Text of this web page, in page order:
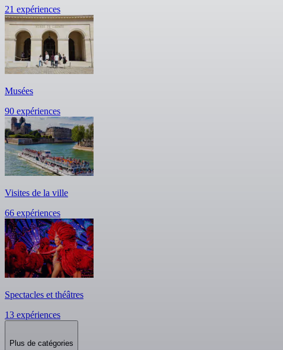
21 expériences
Musées
90 expériences
Visites de la ville
66 expériences
Spectacles et théâtres
13 expériences
Plus de catégories